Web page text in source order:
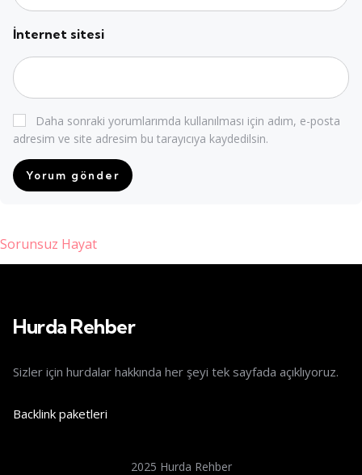
İnternet sitesi
Daha sonraki yorumlarımda kullanılması için adım, e-posta
adresim ve site adresim bu tarayıcıya kaydedilsin.
Sorunsuz Hayat
Hurda Rehber
Sizler için hurdalar hakkında her şeyi tek sayfada açıklıyoruz.
Backlink paketleri
2025 Hurda Rehber